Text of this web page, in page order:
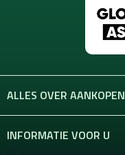
ALLES OVER AANKOPEN
INFORMATIE VOOR U